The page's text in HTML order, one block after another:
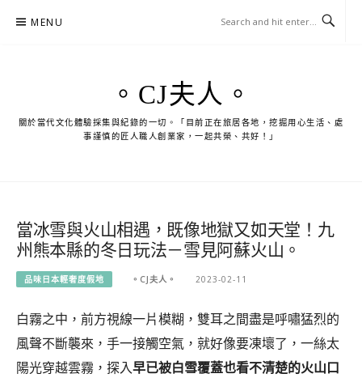
MENU
。CJ夫人。
關於當代文化體驗採集與紀錄的一切。「目前正在旅居各地，挖掘用心生活、處
事謹慎的匠人職人創業家，一起共榮、共好！」
當冰雪與火山相遇，既像地獄又如天堂！九
州熊本縣的冬日玩法－雪見阿蘇火山。
品味日本輕奢度假地 。CJ夫人。 2023-02-11
白霧之中，前方視線一片模糊，雙耳之間盡是呼嘯猛烈的
風聲不斷襲來，手一接觸空氣，就好像要凍壞了，一絲太
陽光穿越雲霧，探入早已被白雪覆蓋也看不清楚的火山口